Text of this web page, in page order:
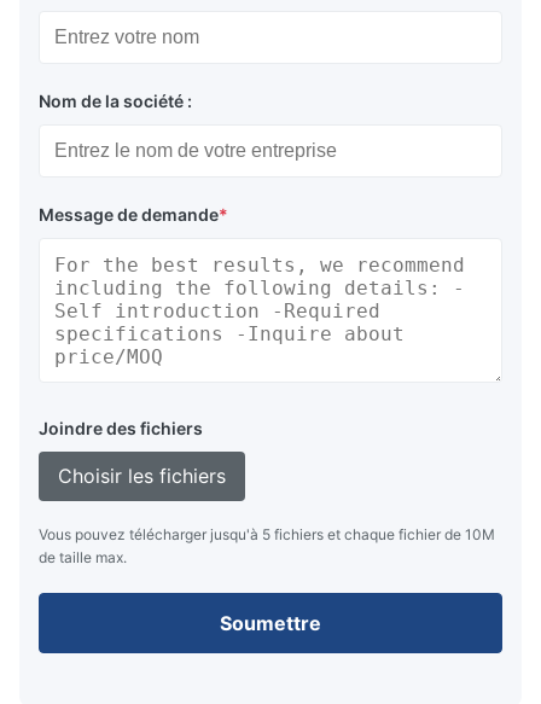
Nom de la société :
Message de demande*
Joindre des fichiers
Choisir les fichiers
Vous pouvez télécharger jusqu'à 5 fichiers et chaque fichier de 10M
de taille max.
Soumettre